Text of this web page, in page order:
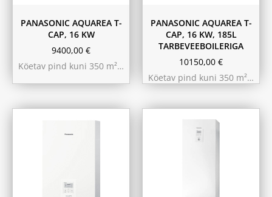
PANASONIC AQUAREA T-
CAP, 16 KW
9400,00 €
Köetav pind kuni 350 m²…
PANASONIC AQUAREA T-
CAP, 16 KW, 185L
TARBEVEEBOILERIGA
10150,00 €
Köetav pind kuni 350 m²…